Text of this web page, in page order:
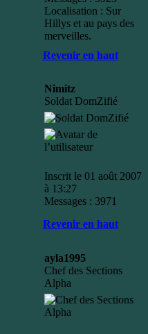
Localisation : Sur
Hillys et au pays des
merveilles.
Revenir en haut
Nimitz
Soldat DomZifié
Inscrit le 01 août 2007
à 13:27
Messages : 3971
Revenir en haut
ayla1995
Chef des Sections
Alpha